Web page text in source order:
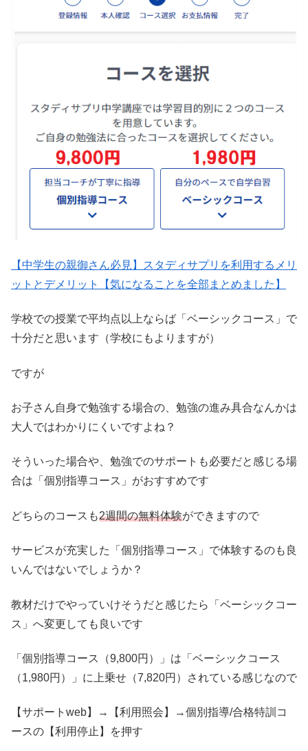
【中学生の親御さん必見】スタディサプリを利用するメリ
ットとデメリット【気になることを全部まとめました】
学校での授業で平均点以上ならば「ベーシックコース」で
十分だと思います（学校にもよりますが）
ですが
お子さん自身で勉強する場合の、勉強の進み具合なんかは
大人ではわかりにくいですよね？
そういった場合や、勉強でのサポートも必要だと感じる場
合は「個別指導コース」がおすすめです
どちらのコースも2週間の無料体験ができますので
サービスが充実した「個別指導コース」で体験するのも良
いんではないでしょうか？
教材だけでやっていけそうだと感じたら「ベーシックコー
ス」へ変更しても良いです
「個別指導コース（9,800円）」は「ベーシックコース
（1,980円）」に上乗せ（7,820円）されている感じなので
【サポートweb】→【利用照会】→個別指導/合格特訓コ
ースの【利用停止】を押す